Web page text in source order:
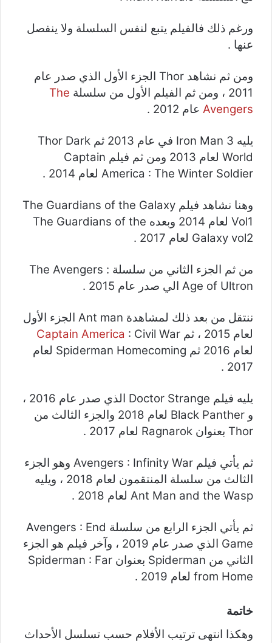
ورغم ذلك فالفيلم يتبع لنفس السلسلة ولا ينفصل
عنها .
ومن ثم نشاهد Thor الجزء الأول الذي صدر عام
2011 ، ومن ثم الفيلم الأول من سلسلة
The
Avengers عام 2012 .
يليه Iron Man 3 في عام 2013 ثم Thor Dark
World لعام 2013 ومن ثم فيلم Captain
America : The Winter Soldier لعام 2014 .
وهنا نشاهد فيلم The Guardians of the Galaxy
Vol1 لعام 2014 وبعده The Guardians of the
Galaxy vol2 لعام 2017 .
من ثم الجزء الثاني من سلسلة The Avengers :
Age of Ultron الي صدر عام 2015 .
ننتقل من بعد ذلك لمشاهدة Ant man الجزء الأول
لعام 2015 ، ثم
Captain America : Civil War
لعام 2016 ثم Spiderman Homecoming لعام
2017 .
يليه فيلم Doctor Strange الذي صدر عام 2016 ،
و Black Panther لعام 2018 والجزء الثالث من
Thor بعنوان Ragnarok لعام 2017 .
ثم يأتي فيلم Avengers : Infinity War وهو الجزء
الثالث من سلسلة المنتقمون لعام 2018 ، ويليه
Ant Man and the Wasp لعام 2018 .
ثم يأتي الجزء الرابع من سلسلة Avengers : End
Game الذي صدر عام 2019 ، وآخر فيلم هو الجزء
الثاني من Spiderman بعنوان Spiderman : Far
from Home لعام 2019 .
خاتمة
وهكذا انتهى ترتيب الأفلام حسب تسلسل الأحداث